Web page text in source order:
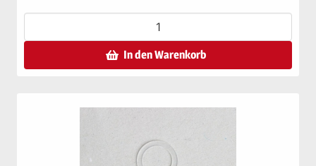
In den Warenkorb